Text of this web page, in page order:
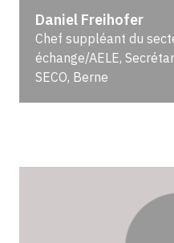
Daniel Freihofer
Chef suppléant du
échange/AELE,
SECO, Berne